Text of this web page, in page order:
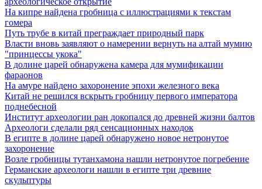
На кипре найдена гробница с иллюстрациями к текстам
гомера
Путь трубе в китай преграждает природный парк
Власти вновь заявляют о намерении вернуть на алтай мумию
"принцессы укока"
В долине царей обнаружена камера для мумификации
фараонов
На амуре найдено захоронение эпохи железного века
Китай не решился вскрыть гробницу первого императора
поднебесной
Институт археологии ран докопался до древней жизни балтов
Археологи сделали ряд сенсационных находок
В египте в долине царей обнаружено новое нетронутое
захоронение
Возле гробницы тутанхамона нашли нетронутое погребение
Германские археологи нашли в египте три древние
скульптуры